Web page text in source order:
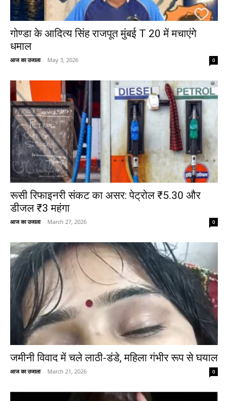
गोण्डा के आदित्य सिंह राजपूत मुंबई T 20 में मचाएंगे
धमाल
आज का उजाला - May 3, 2026 0
रूसी रिफाइनरी संकट का असर: पेट्रोल ₹5.30 और
डीजल ₹3 महंगा
आज का उजाला - March 27, 2026 0
जमीनी विवाद में चले लाठी-डंडे, महिला गंभीर रूप से घयाल
आज का उजाला - March 21, 2026 0